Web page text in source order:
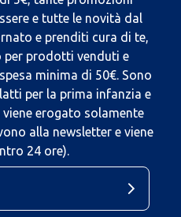
e tutte le novità dal
e prenditi cura di te,
prodotti venduti e
minima di 50€. Sono
per la prima infanzia e
erogato solamente
alla newsletter e viene
24 ore).